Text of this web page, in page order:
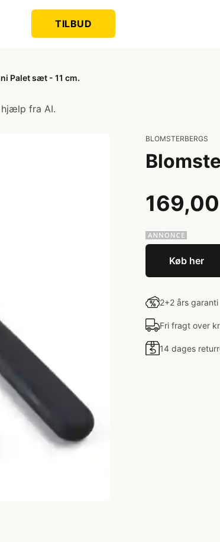
TILBUD
Palet sæt - 11 cm.
fra AI.
BLOMSTERBERGS
Køb her
2+2 års garanti
Fri fragt over
14 dages